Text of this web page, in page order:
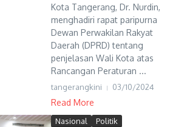
Kota Tangerang, Dr. Nurdin,
menghadiri rapat paripurna
Dewan Perwakilan Rakyat
Daerah (DPRD) tentang
penjelasan Wali Kota atas
Rancangan Peraturan ...
tangerangkini 03/10/2024
Read More
Nasional Politik